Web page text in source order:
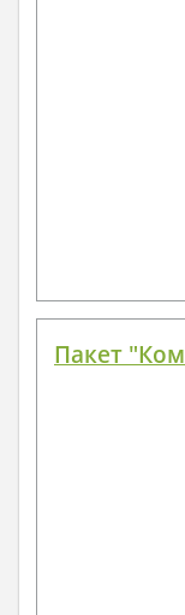
Пакет